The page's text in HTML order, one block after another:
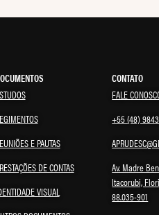
E PAUTAS
DE CONTAS
VISUAL
CONTATO
FALE
+55 (48)
Av. Madre
Itacorubi,
88.035-901